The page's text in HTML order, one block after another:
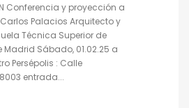
Conferencia y proyección a
Palacios Arquitecto y
Técnica Superior de
Sábado, 01.02.25 a
Persépolis : Calle
entrada...